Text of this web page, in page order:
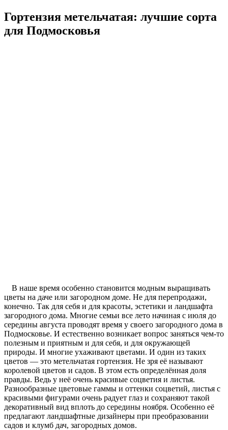
Гортензия метельчатая: лучшие сорта
для Подмосковья
В наше время особенно становится модным выращивать
цветы на даче или загородном доме. Не для перепродажи,
конечно. Так для себя и для красоты, эстетики и ландшафта
загородного дома. Многие семьи все лето начиная с июля до
середины августа проводят время у своего загородного дома в
Подмосковье. И естественно возникает вопрос заняться чем-то
полезным и приятным и для себя, и для окружающей
природы. И многие ухаживают цветами. И один из таких
цветов — это метельчатая гортензия. Не зря её называют
королевой цветов и садов. В этом есть определённая доля
правды. Ведь у неё очень красивые соцветия и листья.
Разнообразные цветовые гаммы и оттенки соцветий, листья с
красивыми фигурами очень радует глаз и сохраняют такой
декоративный вид вплоть до середины ноября. Особенно её
предлагают ландшафтные дизайнеры при преобразовании
садов и клумб дач, загородных домов.